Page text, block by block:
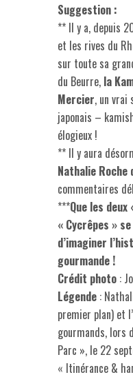
Suggestion :
** Il y a, depuis
et les rives du
sur toute sa
du Beurre, la
Mercier, un vrai
japonais –
élogieux !
** Il y aura
Nathalie Roche
commentaires
***Que les
« Cycrêpes »
d’imaginer
gourmande !
Crédit photo :
Légende :
premier plan) et
gourmands, lors
Parc », le 22
« Itinérance &